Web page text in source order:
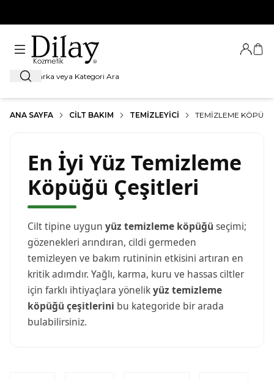
Ara
Giriş
ANA SAYFA CILT BAKIM TEMIZLEYICI TEMIZLEME
En İyi Yüz Temizleme
Köpüğü Çeşitleri
Cilt tipine uygun yüz temizleme köpüğü seçimi;
gözenekleri arındıran, cildi germeden
temizleyen ve bakım rutininin etkisini artıran en
kritik adımdır. Yağlı, karma, kuru ve hassas ciltler
için farklı ihtiyaçlara yönelikyüz temizleme
köpüğü çeşitlerini bu kategoride bir arada
bulabilirsiniz.